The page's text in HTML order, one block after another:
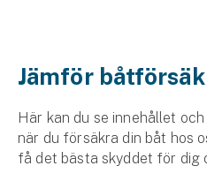
Försäkring via förmedlare
Se alla
Jämför
Här kan du se innehållet
när du försäkra din båt hos
få det bästa skyddet för dig